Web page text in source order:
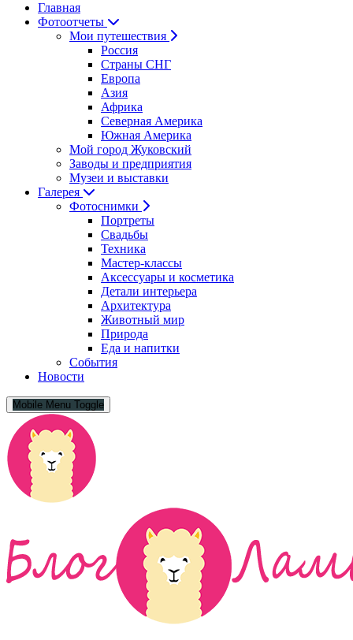
Главная
Фотоотчеты
Мои путешествия
Россия
Страны СНГ
Европа
Азия
Африка
Северная Америка
Южная Америка
Мой город Жуковский
Заводы и предприятия
Музеи и выставки
Галерея
Фотоснимки
Портреты
Свадьбы
Техника
Мастер-классы
Аксессуары и косметика
Детали интерьера
Архитектура
Животный мир
Природа
Еда и напитки
События
Новости
Mobile Menu Toggle